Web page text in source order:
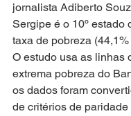
jornalista Adiberto
Sergipe é o 10º estado
taxa de pobreza
O estudo usa as linhas
extrema pobreza do
os dados foram
de critérios de